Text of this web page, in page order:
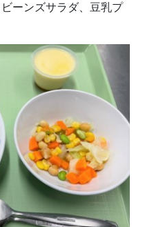
ーンズサラダ、豆乳プ